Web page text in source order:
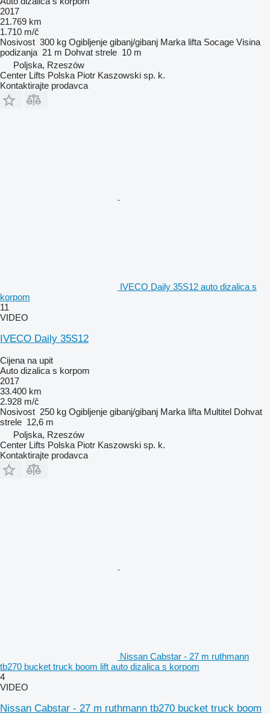
2017
21.769 km
1.710 m/č
Nosivost 300 kg Ogibljenje gibanj/gibanj Marka lifta Socage Visina
podizanja 21 m Dohvat strele 10 m
Poljska, Rzeszów
Center Lifts Polska Piotr Kaszowski sp. k.
Kontaktirajte prodavca
IVECO Daily 35S12 auto dizalica s
korpom
11
VIDEO
IVECO Daily 35S12
Cijena na upit
Auto dizalica s korpom
2017
33.400 km
2.928 m/č
Nosivost 250 kg Ogibljenje gibanj/gibanj Marka lifta Multitel Dohvat
strele 12,6 m
Poljska, Rzeszów
Center Lifts Polska Piotr Kaszowski sp. k.
Kontaktirajte prodavca
Nissan Cabstar - 27 m ruthmann
tb270 bucket truck boom lift auto dizalica s korpom
4
VIDEO
Nissan Cabstar - 27 m ruthmann tb270 bucket truck boom